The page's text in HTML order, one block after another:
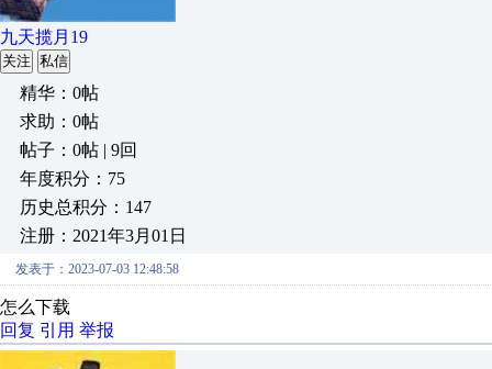
九天揽月19
关注 私信
精华：0帖
求助：0帖
帖子：0帖 | 9回
年度积分：75
历史总积分：147
注册：2021年3月01日
发表于：2023-07-03 12:48:58
怎么下载
回复 引用 举报